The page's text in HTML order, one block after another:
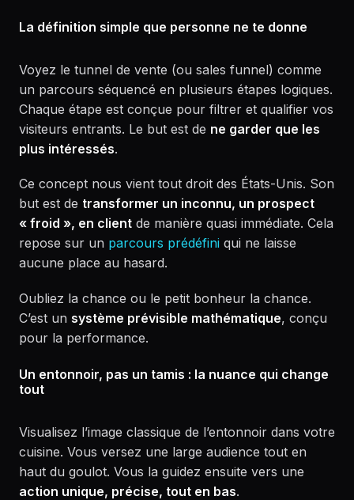
La définition simple que personne ne te donne
Voyez le tunnel de vente (ou sales funnel) comme
un parcours séquencé en plusieurs étapes logiques.
Chaque étape est conçue pour filtrer et qualifier vos
visiteurs entrants. Le but est de ne garder que les
plus intéressés.
Ce concept nous vient tout droit des États-Unis. Son
but est de transformer un inconnu, un prospect
« froid », en client de manière quasi immédiate. Cela
repose sur un parcours prédéfini qui ne laisse
aucune place au hasard.
Oubliez la chance ou le petit bonheur la chance.
C’est un système prévisible mathématique, conçu
pour la performance.
Un entonnoir, pas un tamis : la nuance qui change
tout
Visualisez l’image classique de l’entonnoir dans votre
cuisine. Vous versez une large audience tout en
haut du goulot. Vous la guidez ensuite vers une
action unique, précise, tout en bas.